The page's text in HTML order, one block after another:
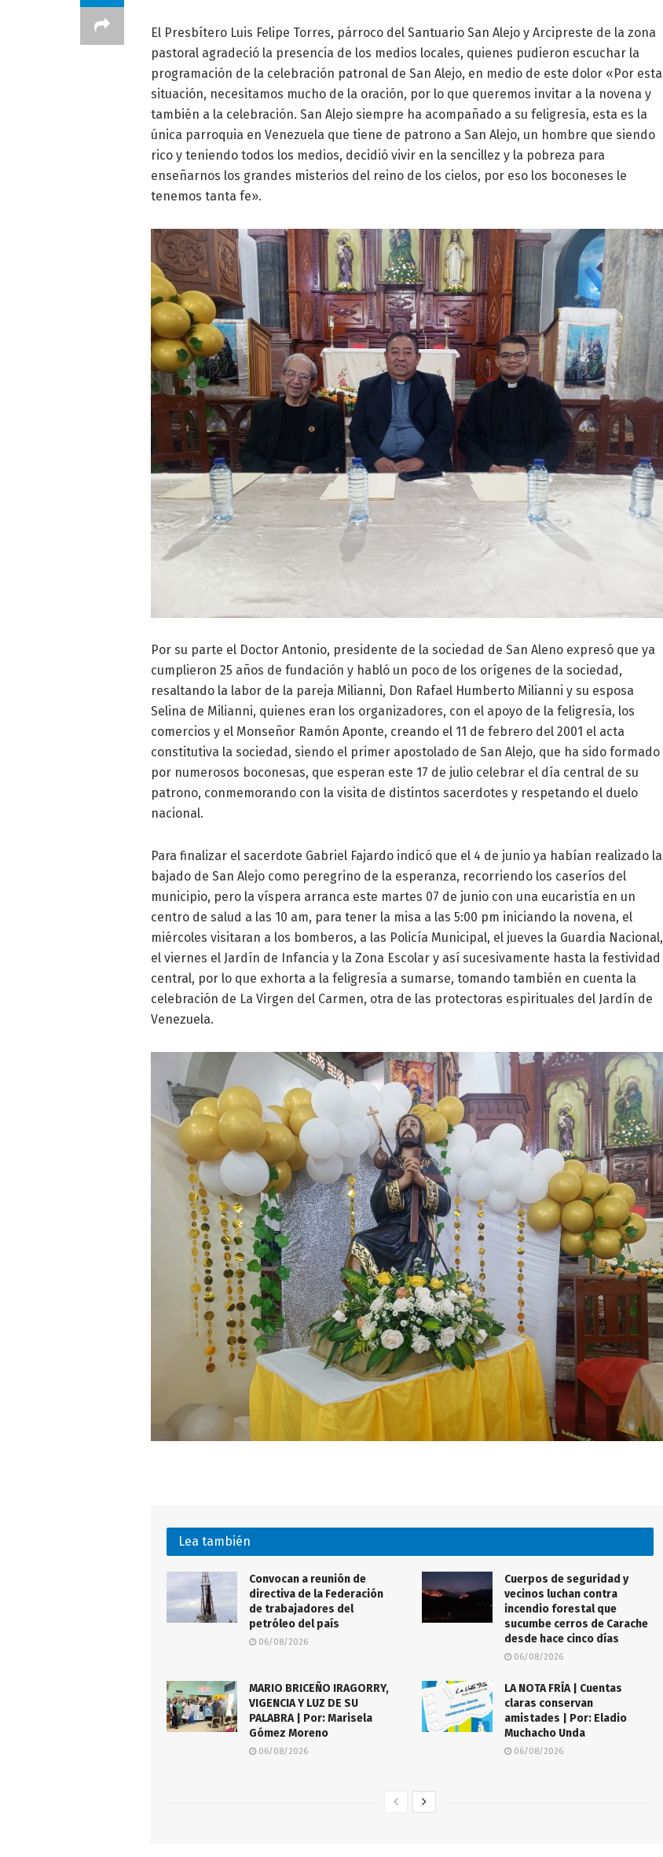
El Presbítero Luis Felipe Torres, párroco del Santuario San Alejo y Arcipreste de la zona
pastoral agradeció la presencia de los medios locales, quienes pudieron escuchar la
programación de la celebración patronal de San Alejo, en medio de este dolor «Por esta
situación, necesitamos mucho de la oración, por lo que queremos invitar a la novena y
también a la celebración. San Alejo siempre ha acompañado a su feligresía, esta es la
única parroquia en Venezuela que tiene de patrono a San Alejo, un hombre que siendo
rico y teniendo todos los medios, decidió vivir en la sencillez y la pobreza para
enseñarnos los grandes misterios del reino de los cielos, por eso los boconeses le
tenemos tanta fe».
Por su parte el Doctor Antonio, presidente de la sociedad de San Aleno expresó que ya
cumplieron 25 años de fundación y habló un poco de los orígenes de la sociedad,
resaltando la labor de la pareja Milianni, Don Rafael Humberto Milianni y su esposa
Selina de Milianni, quienes eran los organizadores, con el apoyo de la feligresía, los
comercios y el Monseñor Ramón Aponte, creando el 11 de febrero del 2001 el acta
constitutiva la sociedad, siendo el primer apostolado de San Alejo, que ha sido formado
por numerosos boconesas, que esperan este 17 de julio celebrar el día central de su
patrono, conmemorando con la visita de distintos sacerdotes y respetando el duelo
nacional.
Para finalizar el sacerdote Gabriel Fajardo indicó que el 4 de junio ya habían realizado la
bajado de San Alejo como peregrino de la esperanza, recorriendo los caseríos del
municipio, pero la víspera arranca este martes 07 de junio con una eucaristía en un
centro de salud a las 10 am, para tener la misa a las 5:00 pm iniciando la novena, el
miércoles visitaran a los bomberos, a las Policía Municipal, el jueves la Guardia Nacional,
el viernes el Jardín de Infancia y la Zona Escolar y así sucesivamente hasta la festividad
central, por lo que exhorta a la feligresía a sumarse, tomando también en cuenta la
celebración de La Virgen del Carmen, otra de las protectoras espirituales del Jardín de
Venezuela.
Lea también
Convocan a reunión de
directiva de la Federación
de trabajadores del
petróleo del país
06/08/2026
Cuerpos de seguridad y
vecinos luchan contra
incendio forestal que
sucumbe cerros de Carache
desde hace cinco días
06/08/2026
MARIO BRICEÑO IRAGORRY,
VIGENCIA Y LUZ DE SU
PALABRA | Por: Marisela
Gómez Moreno
06/08/2026
LA NOTA FRÍA | Cuentas
claras conservan
amistades | Por: Eladio
Muchacho Unda
06/08/2026